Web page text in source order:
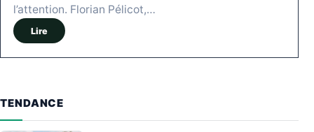
l’attention. Florian Pélicot,…
Lire
TENDANCE